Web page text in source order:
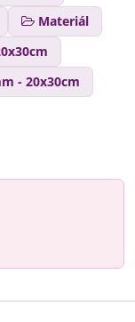
Materiál
- 20x30cm